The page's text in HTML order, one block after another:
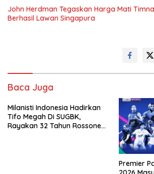
John Herdman Tegaskan Harga Mati
Berhasil Lawan Singapura
Baca Juga
Milanisti Indonesia Hadirkan
Tifo Megah Di SUGBK,
Rayakan 32 Tahun Rossoneri
Premier